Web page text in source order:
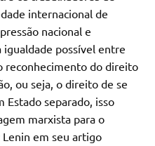
internacional de
nacional e
possível entre
reconhecimento do direito
ou seja, o direito de se
separado, isso
marxista para o
em seu artigo